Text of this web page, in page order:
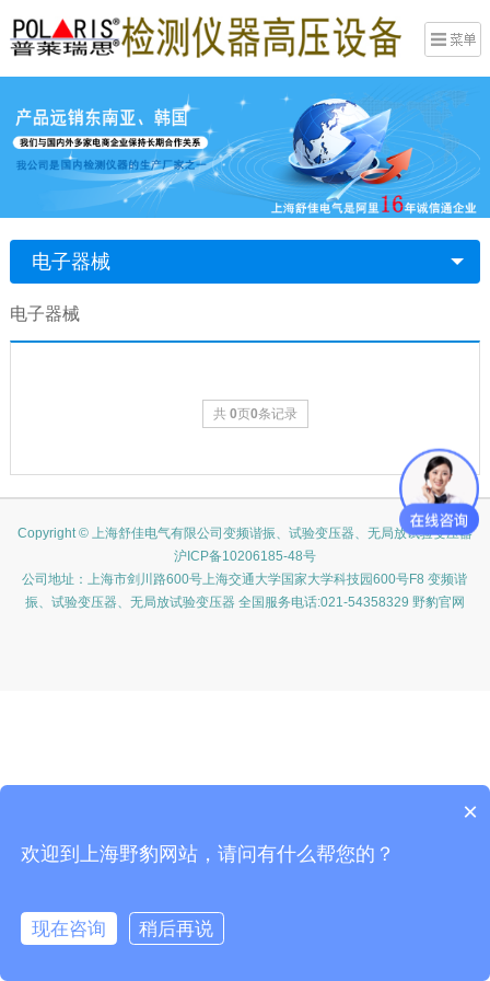
电子器械
电子器械
共0页0条记录
Copyright © 上海舒佳电气有限公司变频谐振、试验变压器、无局放试验变压器
沪ICP备10206185-48号
公司地址：上海市剑川路600号上海交通大学国家大学科技园600号F8 变频谐
振、试验变压器、无局放试验变压器 全国服务电话:021-54358329 野豹官网
×
欢迎到上海野豹网站，请问有什么帮您的？
现在咨询
稍后再说
在线咨询